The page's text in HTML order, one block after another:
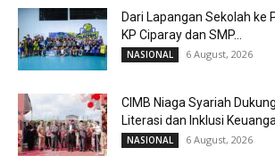
Dari Lapangan Sekolah ke
KP Ciparay dan SMP...
NASIONAL 6 August, 2026
CIMB Niaga Syariah
Literasi dan Inklusi
NASIONAL 6 August, 2026